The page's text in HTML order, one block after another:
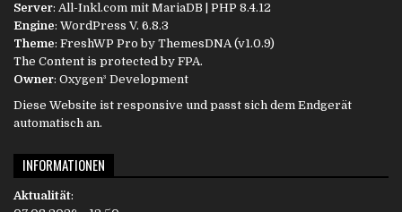
Server: All-Inkl.com mit MariaDB | PHP 8.4.12
Engine: WordPress V. 6.8.3
Theme: FreshWP Pro by ThemesDNA(v1.0.9)
The Content is protected by FPA.
Owner: Oxygen³ Development
Diese Website ist responsive und passt sich dem Endgerät
automatisch an.
INFORMATIONEN
Aktualität: